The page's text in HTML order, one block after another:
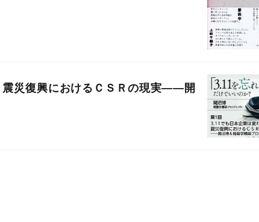
震災復興におけるＣＳＲの現実――開